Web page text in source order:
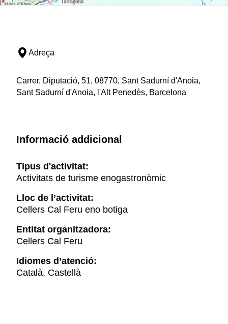
Adreça
Carrer, Diputació, 51, 08770, Sant Sadurní d'Anoia,
Sant Sadurní d'Anoia, l'Alt Penedès, Barcelona
Informació addicional
Tipus d'activitat:
Activitats de turisme enogastronòmic
Lloc de l’activitat:
Cellers Cal Feru eno botiga
Entitat organitzadora:
Cellers Cal Feru
Idiomes d’atenció:
Català, Castellà